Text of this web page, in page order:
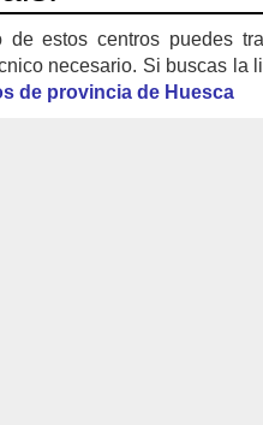
de estos centros puedes
necesario. Si buscas la
de provincia de Huesca